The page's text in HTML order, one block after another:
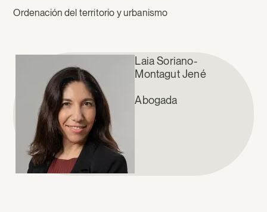
Ordenación del territorio y urbanismo
Laia Soriano-
Montagut Jené
Abogada